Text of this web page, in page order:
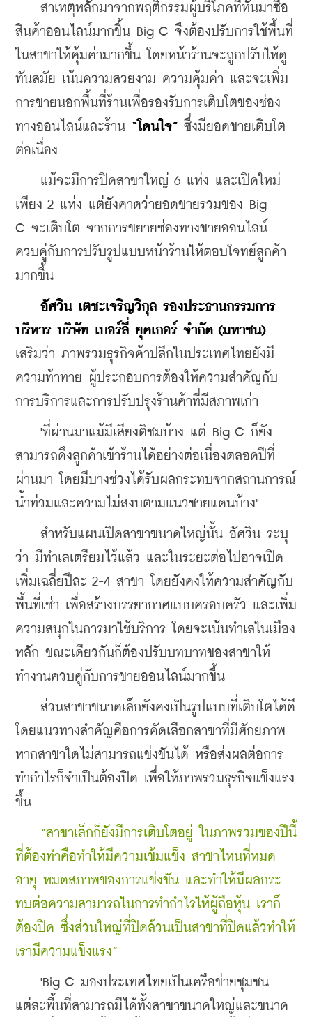
สาเหตุหลักมาจากพฤติกรรมผู้บริโภคที่หันมาซื้อ
สินค้าออนไลน์มากขึ้น Big C จึงต้องปรับการใช้พื้นที่
ในสาขาให้คุ้มค่ามากขึ้น โดยหน้าร้านจะถูกปรับให้ดู
ทันสมัย เน้นความสวยงาม ความคุ้มค่า และจะเพิ่ม
การขายนอกพื้นที่ร้านเพื่อรองรับการเติบโตของช่อง
ทางออนไลน์และร้าน “โดนใจ” ซึ่งมียอดขายเติบโต
ต่อเนื่อง
แม้จะมีการปิดสาขาใหญ่ 6 แห่ง และเปิดใหม่
เพียง 2 แห่ง แต่ยังคาดว่ายอดขายรวมของ Big
C จะเติบโต จากการขยายช่องทางขายออนไลน์
ควบคู่กับการปรับรูปแบบหน้าร้านให้ตอบโจทย์ลูกค้า
มากขึ้น
อัศวิน เตชะเจริญวิกุล รองประธานกรรมการ
บริหาร บริษัท เบอร์ลี่ ยุคเกอร์ จำกัด (มหาชน)
เสริมว่า ภาพรวมธุรกิจค้าปลีกในประเทศไทยยังมี
ความท้าทาย ผู้ประกอบการต้องให้ความสำคัญกับ
การบริการและการปรับปรุงร้านค้าที่มีสภาพเก่า
"ที่ผ่านมาแม้มีเสียงติชมบ้าง แต่ Big C ก็ยัง
สามารถดึงลูกค้าเข้าร้านได้อย่างต่อเนื่องตลอดปีที่
ผ่านมา โดยมีบางช่วงได้รับผลกระทบจากสถานการณ์
น้ำท่วมและความไม่สงบตามแนวชายแดนบ้าง"
สำหรับแผนเปิดสาขาขนาดใหญ่นั้น อัศวิน ระบุ
ว่า มีทำเลเตรียมไว้แล้ว และในระยะต่อไปอาจเปิด
เพิ่มเฉลี่ยปีละ 2-4 สาขา โดยยังคงให้ความสำคัญกับ
พื้นที่เช่า เพื่อสร้างบรรยากาศแบบครอบครัว และเพิ่ม
ความสนุกในการมาใช้บริการ โดยจะเน้นทำเลในเมือง
หลัก ขณะเดียวกันก็ต้องปรับบทบาทของสาขาให้
ทำงานควบคู่กับการขายออนไลน์มากขึ้น
ส่วนสาขาขนาดเล็กยังคงเป็นรูปแบบที่เติบโตได้ดี
โดยแนวทางสำคัญคือการคัดเลือกสาขาที่มีศักยภาพ
หากสาขาใดไม่สามารถแข่งขันได้ หรือส่งผลต่อการ
ทำกำไรก็จำเป็นต้องปิด เพื่อให้ภาพรวมธุรกิจแข็งแรง
ขึ้น
“สาขาเล็กก็ยังมีการเติบโตอยู่ ในภาพรวมของปีนี้
ที่ต้องทำคือทำให้มีความเข้มแข็ง สาขาไหนที่หมด
อายุ หมดสภาพของการแข่งขัน และทำให้มีผลกระ
ทบต่อความสามารถในการทำกำไรให้ผู้ถือหุ้น เราก็
ต้องปิด ซึ่งส่วนใหญ่ที่ปิดล้วนเป็นสาขาที่ปิดแล้วทำให้
เรามีความแข็งแรง”
"Big C มองประเทศไทยเป็นเครือข่ายชุมชน
แต่ละพื้นที่สามารถมีได้ทั้งสาขาขนาดใหญ่และขนาด